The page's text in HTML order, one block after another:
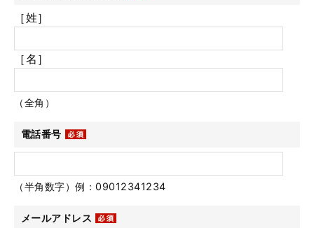
［姓］
［名］
（全角）
電話番号
（半角数字）例：09012341234
メールアドレス